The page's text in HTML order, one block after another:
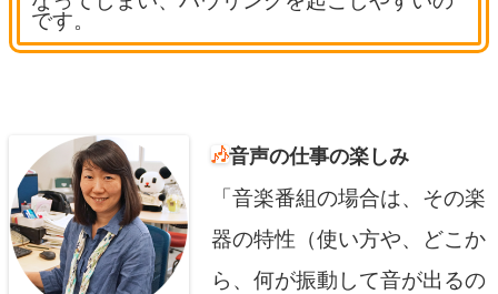
です。
音声の仕事の楽しみ
「音楽番組の場合は、その楽
器の特性（使い方や、どこか
ら、何が振動して音が出るの